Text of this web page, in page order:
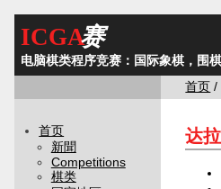
ICGA赛
电脑棋类程序竞赛：国际象棋，围
首页 /
首页
新聞
Competitions
棋类
达